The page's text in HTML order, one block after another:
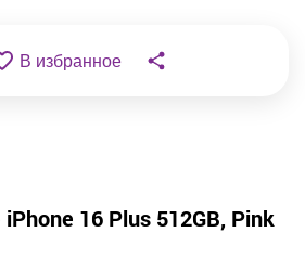
В избранное
16 Plus 512GB, Pink